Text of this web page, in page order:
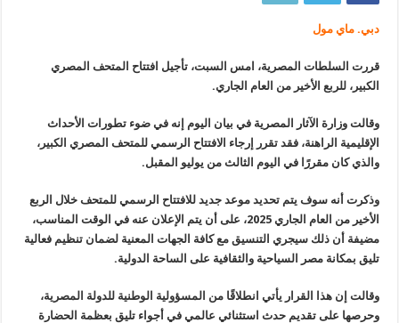
دبي. ماي مول
قررت السلطات المصرية، امس السبت، تأجيل افتتاح المتحف المصري
الكبير، للربع الأخير من العام الجاري.
وقالت وزارة الآثار المصرية في بيان اليوم إنه في ضوء تطورات الأحداث
الإقليمية الراهنة، فقد تقرر إرجاء الافتتاح الرسمي للمتحف المصري الكبير،
والذي كان مقررًا في اليوم الثالث من يوليو المقبل.
وذكرت أنه سوف يتم تحديد موعد جديد للافتتاح الرسمي للمتحف خلال الربع
الأخير من العام الجاري 2025، على أن يتم الإعلان عنه في الوقت المناسب،
مضيفة أن ذلك سيجري التنسيق مع كافة الجهات المعنية لضمان تنظيم فعالية
تليق بمكانة مصر السياحية والثقافية على الساحة الدولية.
وقالت إن هذا القرار يأتي انطلاقًا من المسؤولية الوطنية للدولة المصرية،
وحرصها على تقديم حدث استثنائي عالمي في أجواء تليق بعظمة الحضارة